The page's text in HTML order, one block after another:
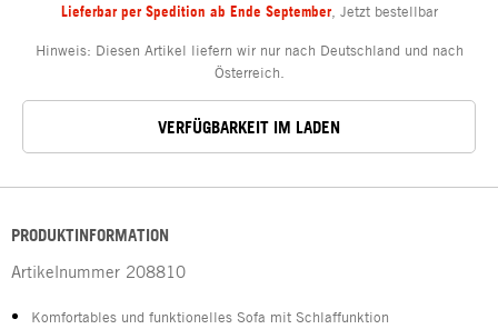
Lieferbar per Spedition ab Ende September, Jetzt bestellbar
Hinweis: Diesen Artikel liefern wir nur nach Deutschland und nach
Österreich.
VERFÜGBARKEIT IM LADEN
PRODUKTINFORMATION
Artikelnummer 208810
Komfortables und funktionelles Sofa mit Schlaffunktion